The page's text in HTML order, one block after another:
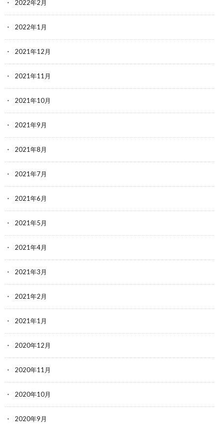
2022年2月
2022年1月
2021年12月
2021年11月
2021年10月
2021年9月
2021年8月
2021年7月
2021年6月
2021年5月
2021年4月
2021年3月
2021年2月
2021年1月
2020年12月
2020年11月
2020年10月
2020年9月